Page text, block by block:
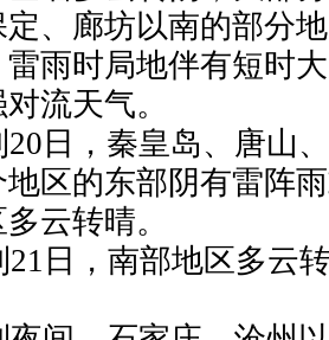
定、廊坊以南的部分
雨时局地伴有短时
流天气。
日，秦皇岛、唐山
区的东部阴有雷阵
云转晴。
日，南部地区多云